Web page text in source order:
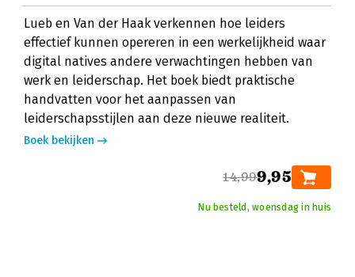
Lueb en Van der Haak verkennen hoe leiders
effectief kunnen opereren in een werkelijkheid waar
digital natives andere verwachtingen hebben van
werk en leiderschap. Het boek biedt praktische
handvatten voor het aanpassen van
leiderschapsstijlen aan deze nieuwe realiteit.
Boek bekijken
14,999,95
Nu besteld, woensdag in huis